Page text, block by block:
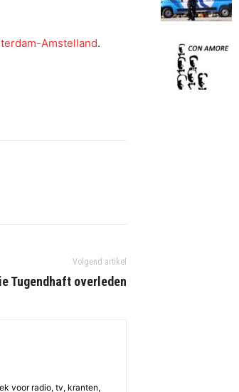
Amstelland.
Volgend artikel
Tugendhaft overleden
voor radio, tv, kranten,